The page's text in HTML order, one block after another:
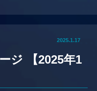
2025.1.17
ジ 【2025年1